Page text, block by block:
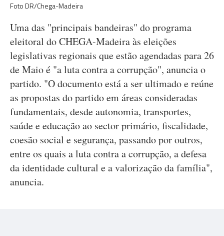
Foto DR/Chega-Madeira
Uma das "principais bandeiras" do programa
eleitoral do CHEGA-Madeira às eleições
legislativas regionais que estão agendadas para 26
de Maio é "a luta contra a corrupção", anuncia o
partido. "O documento está a ser ultimado e reúne
as propostas do partido em áreas consideradas
fundamentais, desde autonomia, transportes,
saúde e educação ao sector primário, fiscalidade,
coesão social e segurança, passando por outros,
entre os quais a luta contra a corrupção, a defesa
da identidade cultural e a valorização da família",
anuncia.